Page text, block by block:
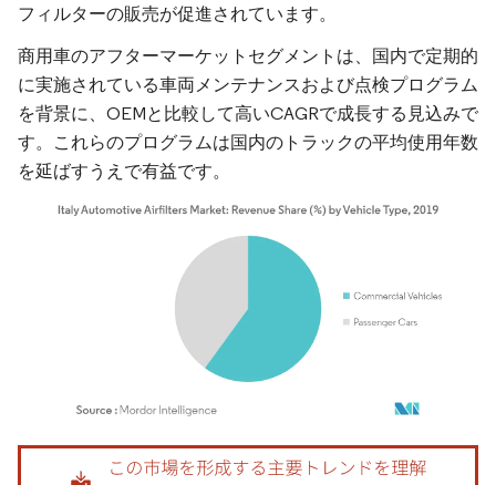
フィルターの販売が促進されています。
商用車のアフターマーケットセグメントは、国内で定期的
に実施されている車両メンテナンスおよび点検プログラム
を背景に、OEMと比較して高いCAGRで成長する見込みで
す。これらのプログラムは国内のトラックの平均使用年数
を延ばすうえで有益です。
画像 © Mordor Intelligence。再利用にはCC BY 4.0の表示が必要です。